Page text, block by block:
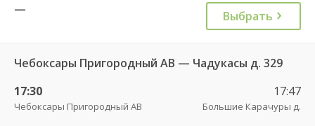
—
Выбрать
Чебоксары Пригородный АВ — Чадукасы д. 329
17:30
Чебоксары Пригородный АВ
17:47
Большие Карачуры д.